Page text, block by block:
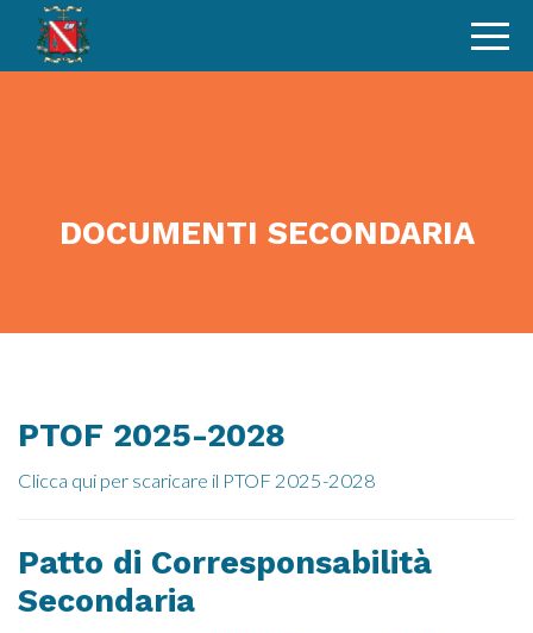
DOCUMENTI SECONDARIA
PTOF 2025-2028
Clicca qui per scaricare il PTOF 2025-2028
Patto di Corresponsabilità
Secondaria